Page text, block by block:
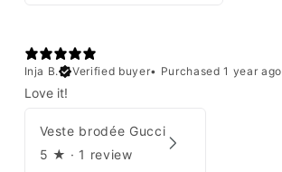
Inja B.
Verified buyer• Purchased 1 year ago
Love it!
Veste brodée Gucci
5 ★ · 1 review